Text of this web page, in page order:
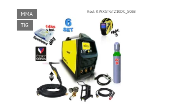
MMA
TIG
Kód:KWXSTGT210DC_S06B